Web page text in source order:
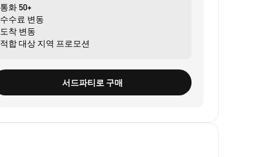
통화 50+
수수료 변동
도착 변동
적합 대상 지역 프로모션
서드파티로 구매